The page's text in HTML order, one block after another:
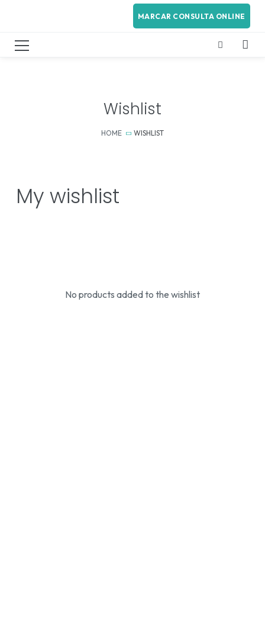
MARCAR CONSULTA ONLINE
Wishlist
HOME WISHLIST
My wishlist
No products added to the wishlist